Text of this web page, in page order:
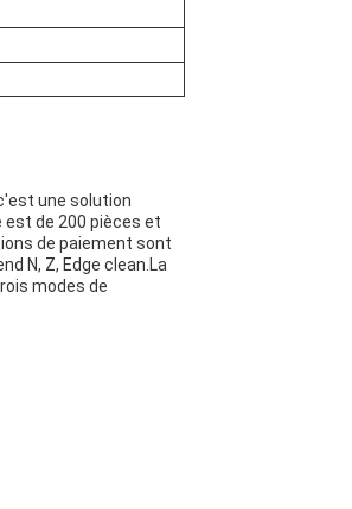
une solution
de 200 pièces et
de paiement sont
N, Z, Edge clean.La
modes de